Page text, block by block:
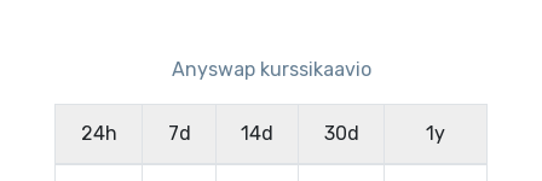
Anyswap kurssikaavio
24h 7d 14d 30d 1y